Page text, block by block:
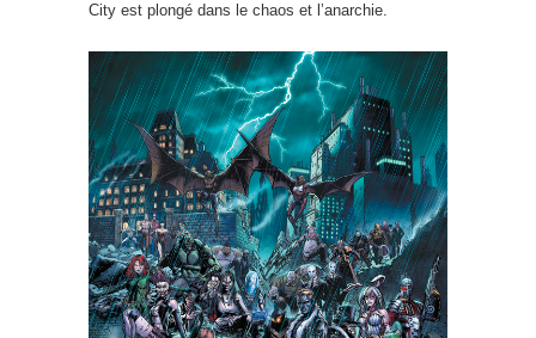
City est plongé dans le chaos et l’anarchie.